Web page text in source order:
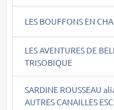
LES BOUFFONS EN
LES AVENTURES DE
TRISOBIQUE
SARDINE ROUSSEAU
AUTRES CANAILLES